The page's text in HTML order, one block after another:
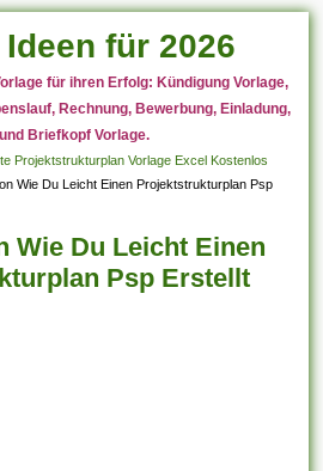
für 2026
für ihren Erfolg: Kündigung Vorlage,
Rechnung, Bewerbung, Einladung,
Briefkopf Vorlage.
Projektstrukturplan Vorlage Excel Kostenlos
Wie Du Leicht Einen Projektstrukturplan Psp
Wie Du Leicht Einen
Psp Erstellt